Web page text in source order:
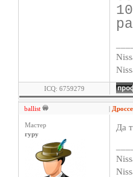
ICQ: 6759279
ballist |
Мастер
гуру
Да